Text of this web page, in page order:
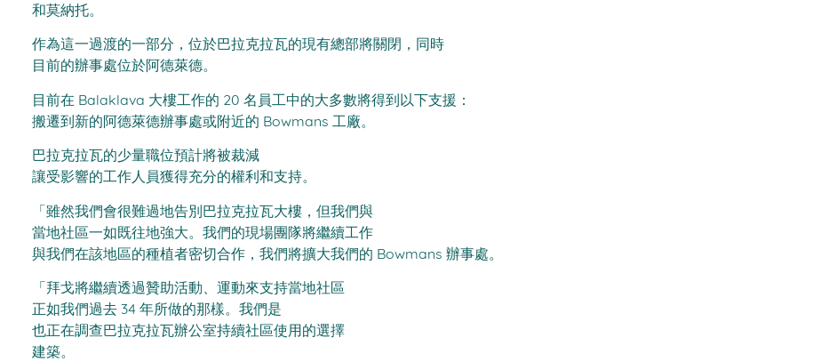
和莫納托。
作為這一過渡的一部分，位於巴拉克拉瓦的現有總部將關閉，同時
目前的辦事處位於阿德萊德。
目前在 Balaklava 大樓工作的 20 名員工中的大多數將得到以下支援：
搬遷到新的阿德萊德辦事處或附近的 Bowmans 工廠。
巴拉克拉瓦的少量職位預計將被裁減
讓受影響的工作人員獲得充分的權利和支持。
「雖然我們會很難過地告別巴拉克拉瓦大樓，但我們與
當地社區一如既往地強大。我們的現場團隊將繼續工作
與我們在該地區的種植者密切合作，我們將擴大我們的 Bowmans 辦事處。
「拜戈將繼續透過贊助活動、運動來支持當地社區
正如我們過去 34 年所做的那樣。我們是
也正在調查巴拉克拉瓦辦公室持續社區使用的選擇
建築。